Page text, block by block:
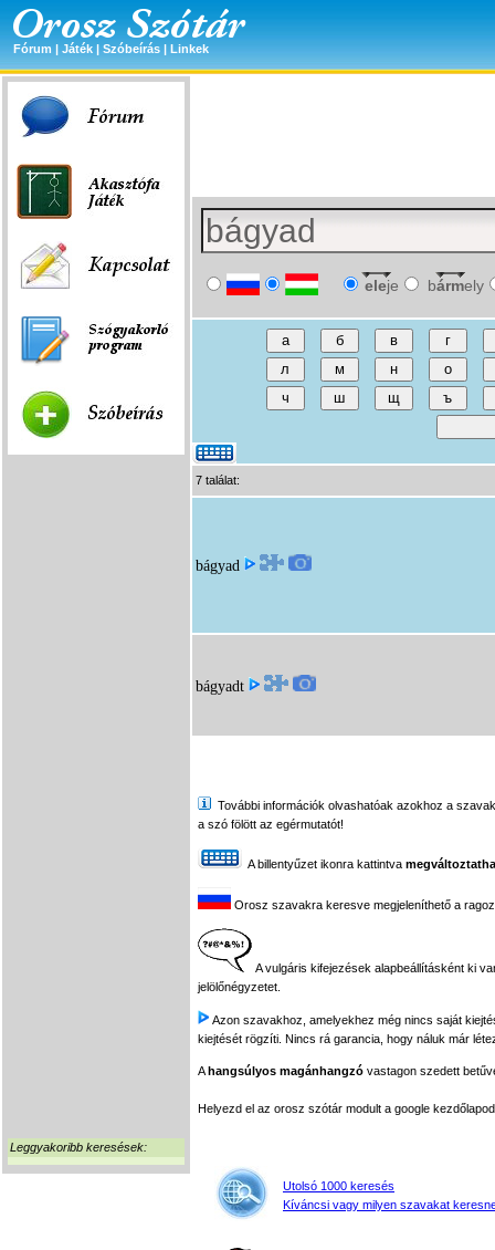
Fórum | Játék | Szóbeírás | Linkek
Leggyakoribb keresések:
eleje bármely
7 találat:
bágyad
bágyadt
További információk olvashatóak azokhoz a
a szó fölött az egérmutatót!
A billentyűzet ikonra kattintva
Orosz szavakra keresve megjeleníthető a
A vulgáris kifejezések alapbeállításként ki
jelölőnégyzetet.
Azon szavakhoz, amelyekhez még nincs saját
kiejtését rögzíti. Nincs rá garancia, hogy náluk már
Ahangsúlyos magánhangzó vastagon szedett
Helyezd el az orosz szótár modult a google
Utolsó 1000 keresés
Kíváncsi vagy milyen szavakat